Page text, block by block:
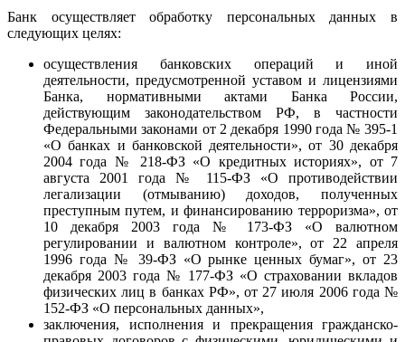
Банк осуществляет обработку персональных данных в
следующих целях:
осуществления банковских операций и иной
деятельности, предусмотренной уставом и лицензиями
Банка, нормативными актами Банка России,
действующим законодательством РФ, в частности
Федеральными законами от 2 декабря 1990 года № 395-1
«О банках и банковской деятельности», от 30 декабря
2004 года № 218-ФЗ «О кредитных историях», от 7
августа 2001 года № 115-ФЗ «О противодействии
легализации (отмыванию) доходов, полученных
преступным путем, и финансированию терроризма», от
10 декабря 2003 года № 173-ФЗ «О валютном
регулировании и валютном контроле», от 22 апреля
1996 года № 39-ФЗ «О рынке ценных бумаг», от 23
декабря 2003 года № 177-ФЗ «О страховании вкладов
физических лиц в банках РФ», от 27 июля 2006 года №
152-ФЗ «О персональных данных»,
заключения, исполнения и прекращения гражданско-